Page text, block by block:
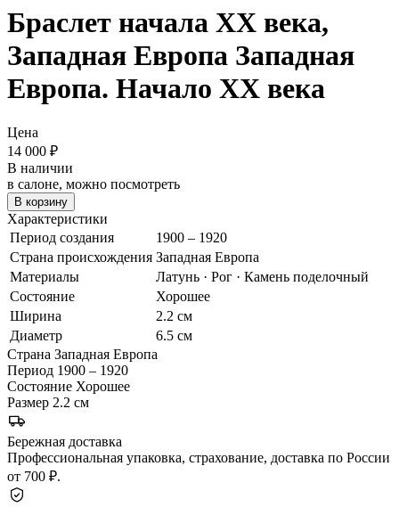
Браслет начала XX века,
Западная Европа Западная
Европа. Начало XX века
Цена
14 000 ₽
В наличии
в салоне, можно посмотреть
В корзину
Характеристики
Период создания
1900 – 1920
Страна происхождения Западная Европа
Материалы
Латунь · Рог · Камень поделочный
Состояние
Хорошее
Ширина
2.2 см
Диаметр
6.5 см
Страна Западная Европа
Период 1900 – 1920
Состояние Хорошее
Размер 2.2 см
Бережная доставка
Профессиональная упаковка, страхование, доставка по России
от 700 ₽.